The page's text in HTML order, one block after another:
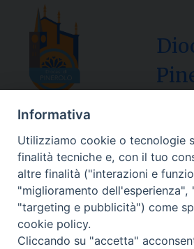
Sede Curia:
Via Vescovado, 1 – 10064
Segreteria Generale Centralino
e-mail:
Informativa
Utilizziamo cookie o tecnologie
finalità tecniche e, con il tuo
altre finalità ("interazioni e
"miglioramento dell'esperienza",
"targeting e pubblicità") come
cookie policy.
Cliccando su "accetta"